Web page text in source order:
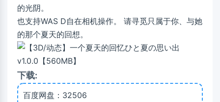
的光阴。
也支持WAS D自在相机操作。 请寻觅只属于你、与她
的那个夏天的回想。
下载:
百度网盘：32506